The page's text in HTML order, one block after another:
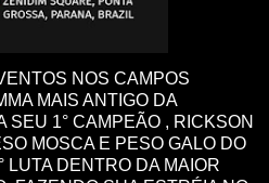
NOS CAMPOS
MAIS ANTIGO DA
SEU 1° CAMPEÃO , RICKSON
MOSCA E PESO GALO DO
LUTA DENTRO DA MAIOR